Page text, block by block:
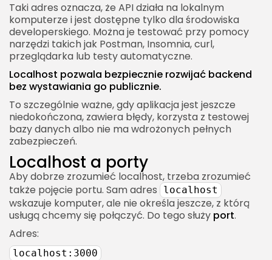
Taki adres oznacza, że API działa na lokalnym
komputerze i jest dostępne tylko dla środowiska
developerskiego. Można je testować przy pomocy
narzędzi takich jak Postman, Insomnia, curl,
przeglądarka lub testy automatyczne.
Localhost pozwala bezpiecznie rozwijać backend
bez wystawiania go publicznie.
To szczególnie ważne, gdy aplikacja jest jeszcze
niedokończona, zawiera błędy, korzysta z testowej
bazy danych albo nie ma wdrożonych pełnych
zabezpieczeń.
Localhost a porty
Aby dobrze zrozumieć localhost, trzeba zrozumieć
także pojęcie portu. Sam adres
localhost
wskazuje komputer, ale nie określa jeszcze, z którą
usługą chcemy się połączyć. Do tego służy port.
Adres:
localhost:3000